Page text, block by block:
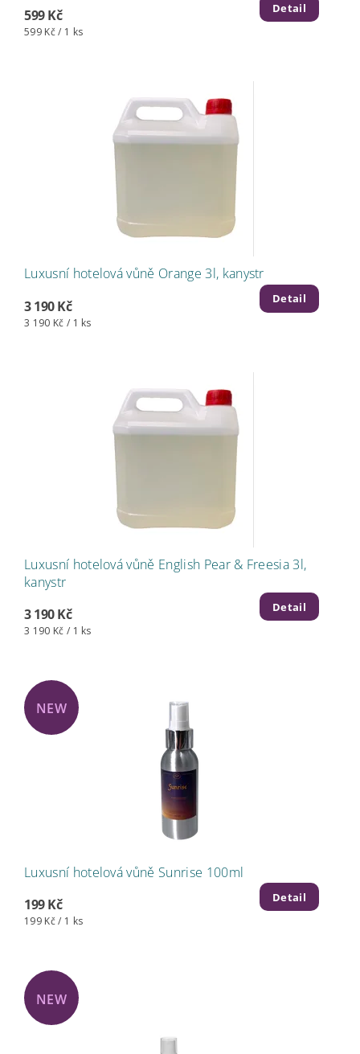
599 Kč
599 Kč / 1 ks
Detail
Luxusní hotelová vůně Orange 3l, kanystr
3 190 Kč
3 190 Kč / 1 ks
Detail
Luxusní hotelová vůně English Pear & Freesia 3l,
kanystr
3 190 Kč
3 190 Kč / 1 ks
Detail
NEW
Luxusní hotelová vůně Sunrise 100ml
199 Kč
199 Kč / 1 ks
Detail
NEW